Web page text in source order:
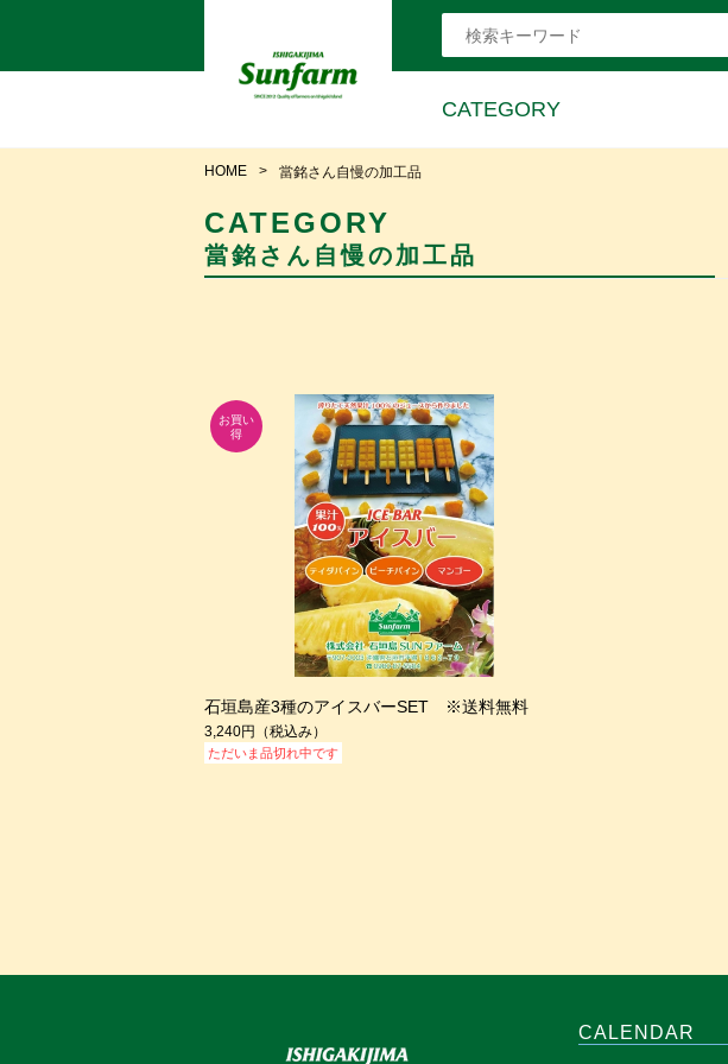
CATEGORY
HOME 當銘さん自慢の加工品
CATEGORY
當銘さん自慢の加工品
石垣島産3種のアイスバーSET ※送料無料
3,240円 （税込み）
ただいま品切れ中です
CALENDAR